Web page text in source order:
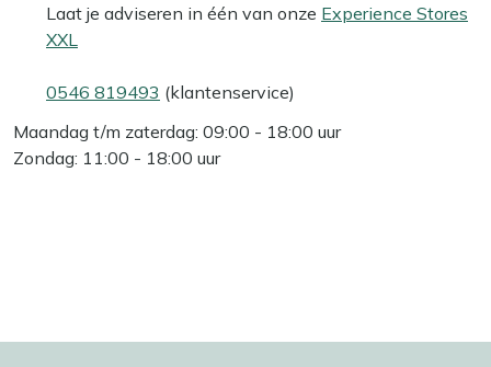
Laat je adviseren in één van onze Experience Stores
XXL
0546 819493 (klantenservice)
Maandag t/m zaterdag: 09:00 - 18:00 uur
Zondag: 11:00 - 18:00 uur